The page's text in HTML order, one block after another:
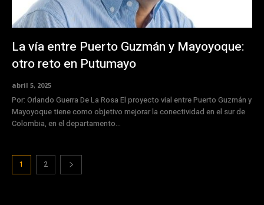
La vía entre Puerto Guzmán y Mayoyoque:
otro reto en Putumayo
abril 5, 2025
Por: Orlando Guerra De La Rosa El proyecto vial entre Puerto Guzmán y
Mayoyoque tiene como objetivo mejorar la conectividad en el sur de
Colombia, en el departamento...
1 2